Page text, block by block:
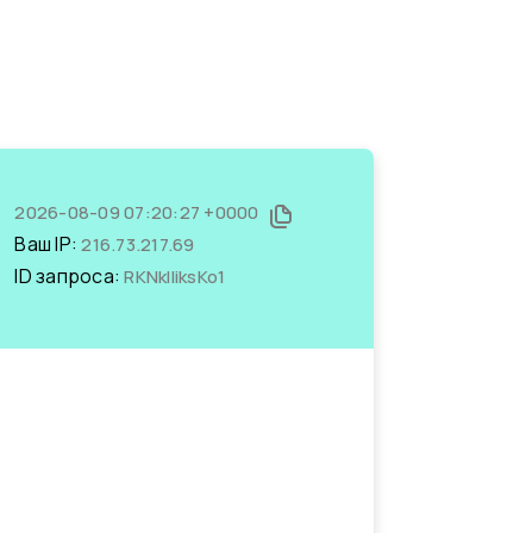
2026-08-09 07:20:27 +0000
Ваш IP:216.73.217.69
ID запроса:RKNkIIiksKo1